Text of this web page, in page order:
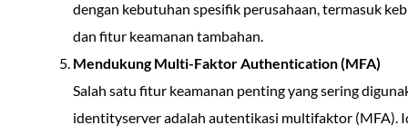
dengan kebutuhan spesifik perusahaan, termasuk
dan fitur keamanan tambahan.
Mendukung Multi-Faktor Authentication (MFA)
Salah satu fitur keamanan penting yang sering
identityserver adalah autentikasi multifaktor (MFA).